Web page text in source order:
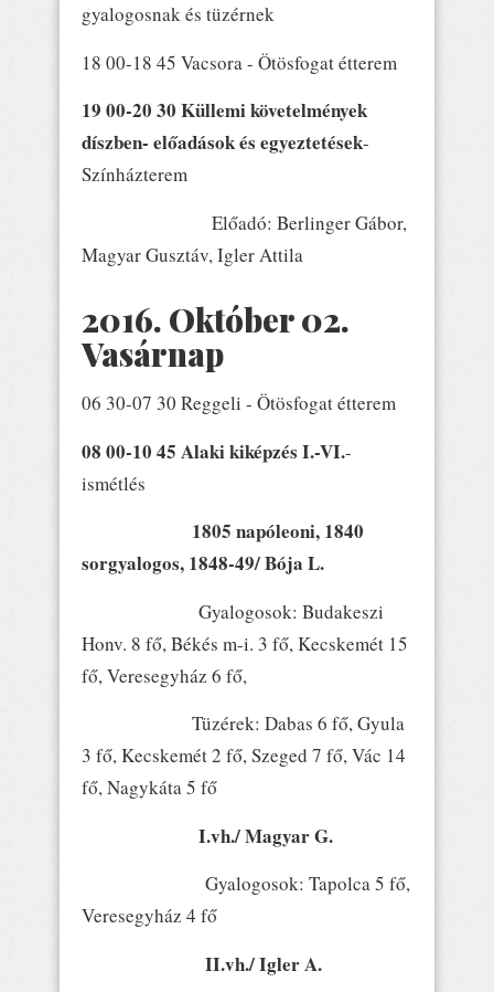
gyalogosnak és tüzérnek
18 00-18 45 Vacsora - Ötösfogat étterem
19 00-20 30 Küllemi követelmények
díszben- előadások és egyeztetések-
Színházterem
Előadó: Berlinger Gábor,
Magyar Gusztáv, Igler Attila
2016. Október 02.
Vasárnap
06 30-07 30 Reggeli - Ötösfogat étterem
08 00-10 45 Alaki kiképzés I.-VI.-
ismétlés
1805 napóleoni, 1840
sorgyalogos, 1848-49/ Bója L.
Gyalogosok: Budakeszi
Honv. 8 fő, Békés m-i. 3 fő, Kecskemét 15
fő, Veresegyház 6 fő,
Tüzérek: Dabas 6 fő, Gyula
3 fő, Kecskemét 2 fő, Szeged 7 fő, Vác 14
fő, Nagykáta 5 fő
I.vh./ Magyar G.
Gyalogosok: Tapolca 5 fő,
Veresegyház 4 fő
II.vh./ Igler A.